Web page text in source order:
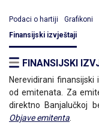
Podaci o hartiji Grafikoni
Finansijski izvještaji
FINANSIJSKI
Nerevidirani
od emitenata. Za
direktno Banjalučkoj
Objave emitenta